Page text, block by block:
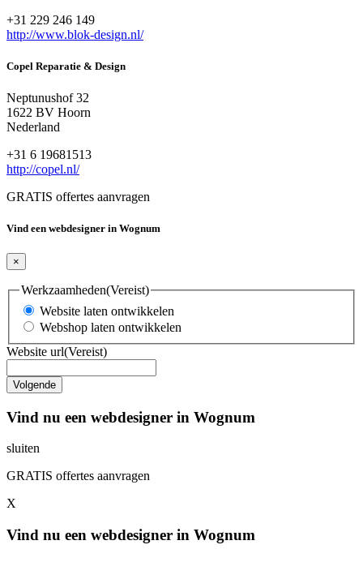
+31 229 246 149
http://www.blok-design.nl/
Copel Reparatie & Design
Neptunushof 32
1622 BV Hoorn
Nederland
+31 6 19681513
http://copel.nl/
GRATIS offertes aanvragen
Vind een webdesigner in Wognum
×
Werkzaamheden(Vereist)
Website laten ontwikkelen
Webshop laten ontwikkelen
Website url(Vereist)
Vind nu een webdesigner in Wognum
sluiten
GRATIS offertes aanvragen
X
Vind nu een webdesigner in Wognum